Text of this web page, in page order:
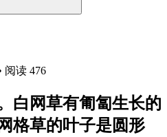
阅读 476
白网草有匍匐生长的
格草的叶子是圆形